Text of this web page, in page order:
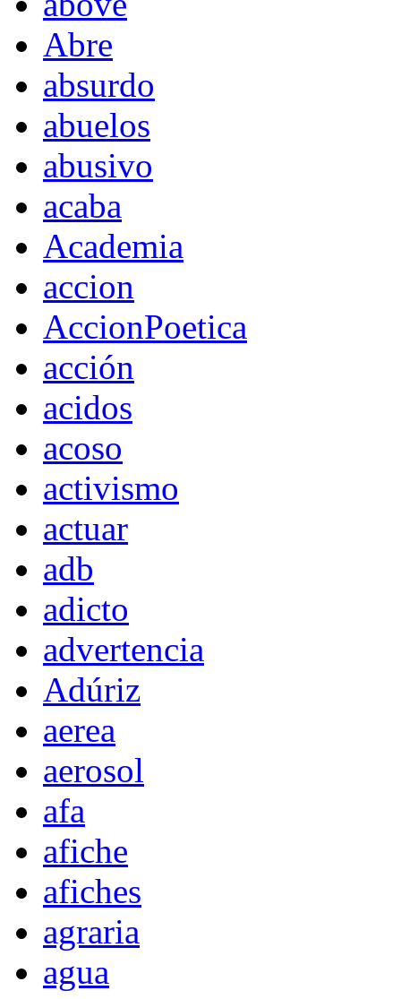
Abre
absurdo
abuelos
abusivo
acaba
Academia
accion
AccionPoetica
acción
acidos
acoso
activismo
actuar
adb
adicto
advertencia
Adúriz
aerea
aerosol
afa
afiche
afiches
agraria
agua